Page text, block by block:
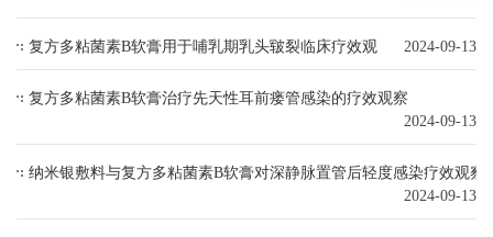
复方多粘菌素B软膏用于哺乳期乳头皲裂临床疗效观 2024-09-13
复方多粘菌素B软膏治疗先天性耳前瘘管感染的疗效观察
2024-09-13
纳米银敷料与复方多粘菌素B软膏对深静脉置管后轻度感染疗效观察
2024-09-13